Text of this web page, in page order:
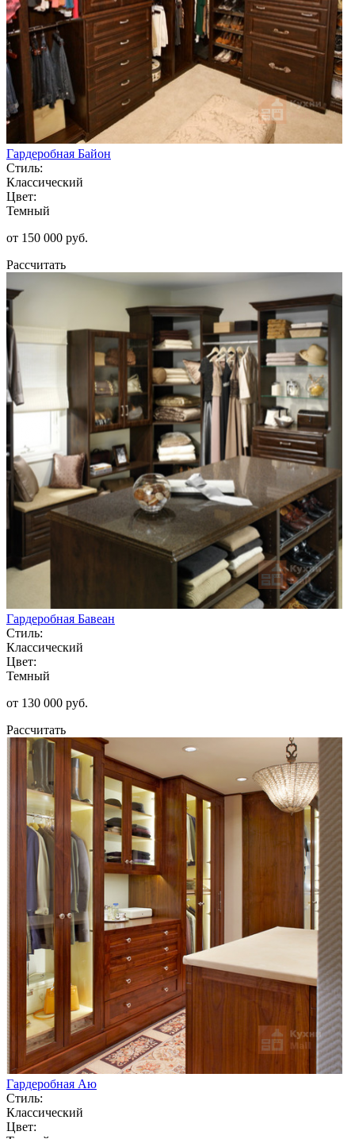
Гардеробная Байон
Стиль:
Классический
Цвет:
Темный
от 150 000 руб.
Рассчитать
Гардеробная Бавеан
Стиль:
Классический
Цвет:
Темный
от 130 000 руб.
Рассчитать
Гардеробная Аю
Стиль:
Классический
Цвет: